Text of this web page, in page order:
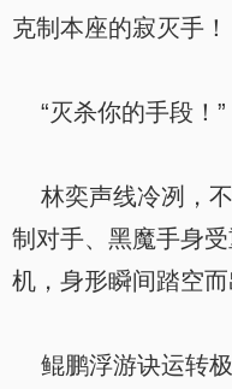
克制本座的寂灭手！
“灭杀你的手段！”
林奕声线冷冽，
制对手、黑魔手身
机，身形瞬间踏空而
鲲鹏浮游诀运转